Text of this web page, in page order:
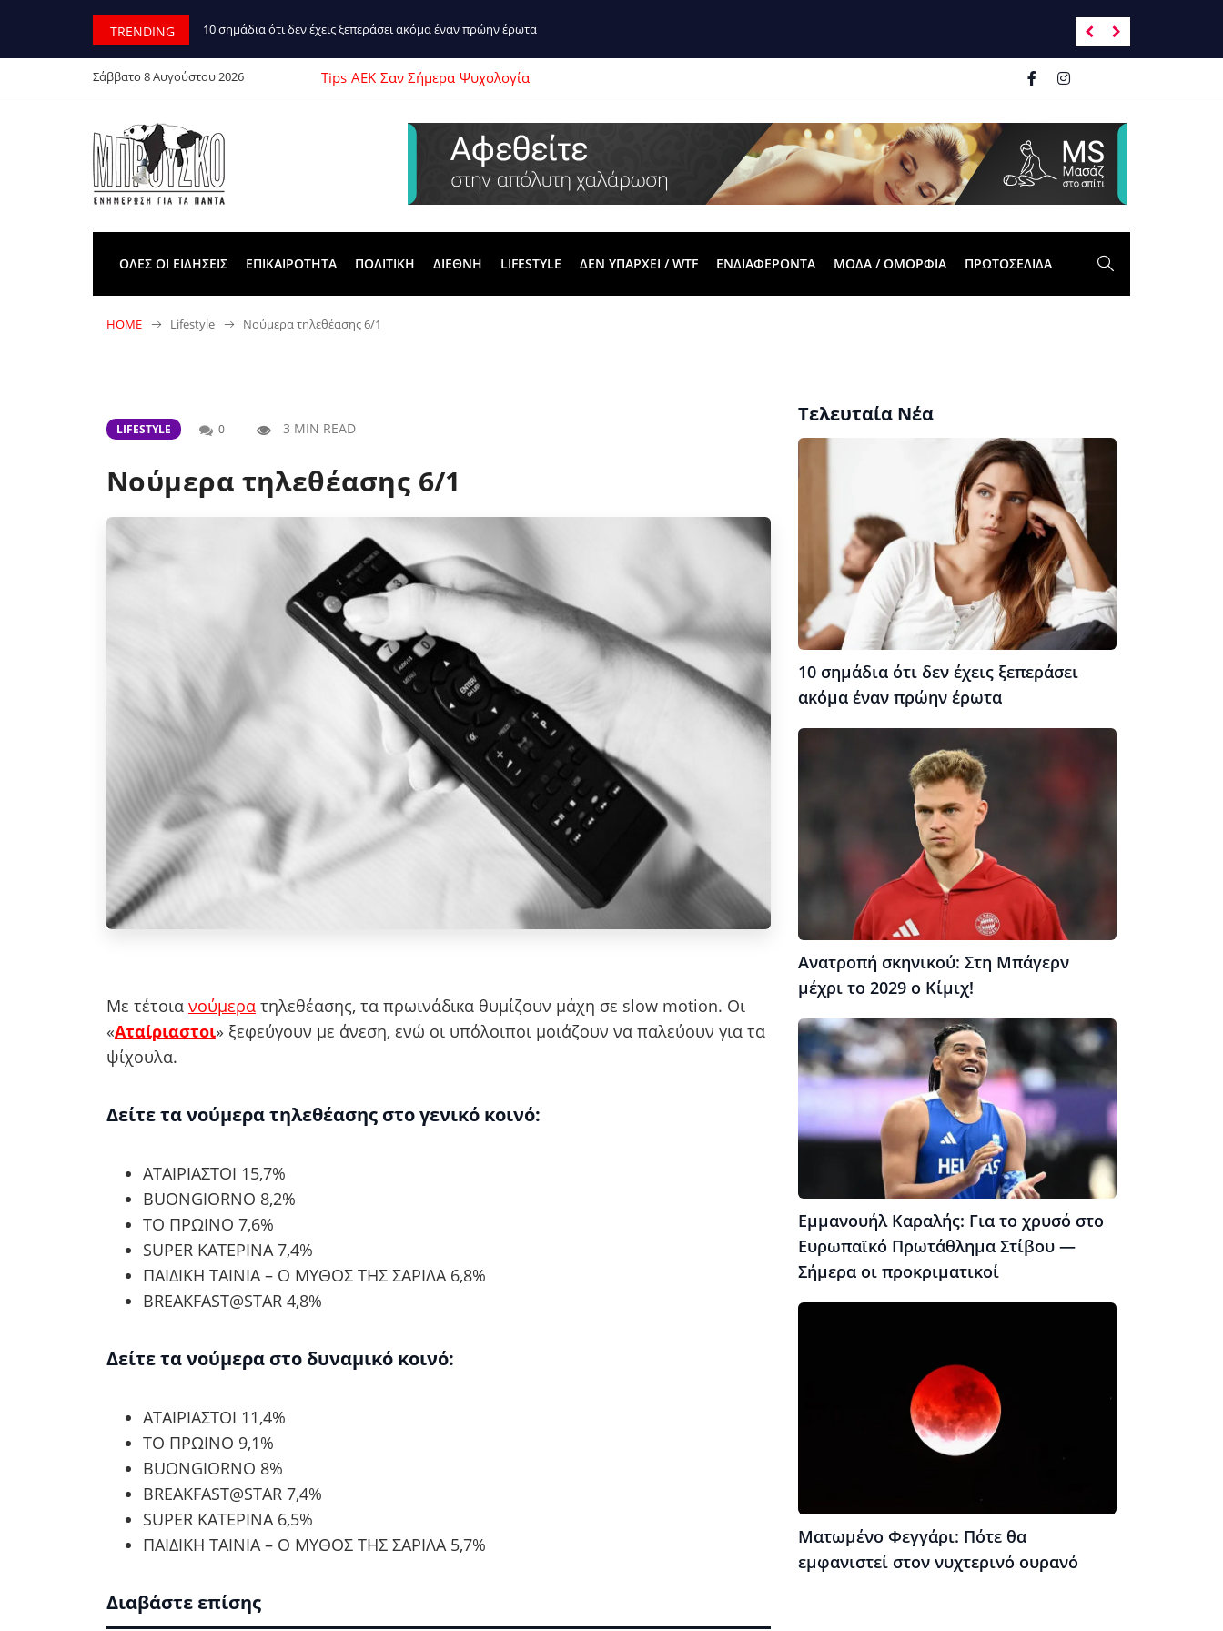
TRENDING 10 σημάδια ότι δεν έχεις ξεπεράσει ακόμα έναν πρώην έρωτα
Σάββατο 8 Αυγούστου 2026 Tips ΑΕΚ Σαν Σήμερα Ψυχολογία
ΟΛΕΣ ΟΙ ΕΙΔΗΣΕΙΣ ΕΠΙΚΑΙΡΟΤΗΤΑ ΠΟΛΙΤΙΚΗ ΔΙΕΘΝΗ LIFESTYLE ΔΕΝ ΥΠΑΡΧΕΙ / WTF ΕΝΔΙΑΦΕΡΟΝΤΑ ΜΟΔΑ / ΟΜΟΡΦΙΑ ΠΡΩΤΟΣΈΛΙΔΑ
HOME Lifestyle Νούμερα τηλεθέασης 6/1
LIFESTYLE 0 3 MIN READ
Νούμερα τηλεθέασης 6/1
Με τέτοια νούμερα τηλεθέασης, τα πρωινάδικα θυμίζουν μάχη σε slow motion. Οι
«Αταίριαστοι» ξεφεύγουν με άνεση, ενώ οι υπόλοιποι μοιάζουν να παλεύουν για τα
ψίχουλα.
Δείτε τα νούμερα τηλεθέασης στο γενικό κοινό:
ΑΤΑΙΡΙΑΣΤΟΙ 15,7%
BUONGIORNO 8,2%
ΤΟ ΠΡΩΙΝΟ 7,6%
SUPER ΚΑΤΕΡΙΝΑ 7,4%
ΠΑΙΔΙΚΗ ΤΑΙΝΙΑ – Ο ΜΥΘΟΣ ΤΗΣ ΣΑΡΙΛΑ 6,8%
BREAKFAST@STAR 4,8%
Δείτε τα νούμερα στο δυναμικό κοινό:
ΑΤΑΙΡΙΑΣΤΟΙ 11,4%
ΤΟ ΠΡΩΙΝΟ 9,1%
BUONGIORNO 8%
BREAKFAST@STAR 7,4%
SUPER ΚΑΤΕΡΙΝΑ 6,5%
ΠΑΙΔΙΚΗ ΤΑΙΝΙΑ – Ο ΜΥΘΟΣ ΤΗΣ ΣΑΡΙΛΑ 5,7%
Διαβάστε επίσης
Αθλητικά
Τελευταία Νέα
10 σημάδια ότι δεν έχεις ξεπεράσει
ακόμα έναν πρώην έρωτα
Ανατροπή σκηνικού: Στη Μπάγερν
μέχρι το 2029 ο Κίμιχ!
Εμμανουήλ Καραλής: Για το χρυσό στο
Ευρωπαϊκό Πρωτάθλημα Στίβου —
Σήμερα οι προκριματικοί
Ματωμένο Φεγγάρι: Πότε θα
εμφανιστεί στον νυχτερινό ουρανό